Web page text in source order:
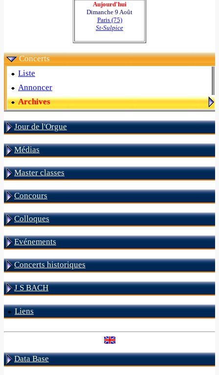
Aujourd'hui
Dimanche 9 Août
Paris (75)
St-Sulpice
Concerts
Liste
Annoncer
Archives
Jour de l'Orgue
Médias
Master classes
Concours
Colloques
Evénements
Concerts historiques
J S BACH
Liens
Data Base